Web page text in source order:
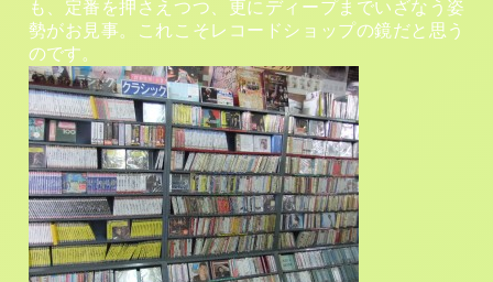
も、定番を押さえつつ、更にディープまでいざなう姿
勢がお見事。これこそレコードショップの鏡だと思う
のです。